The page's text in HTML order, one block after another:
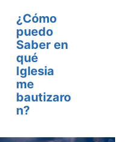
¿Cómo
puedo
Saber en
qué
Iglesia
me
bautizaro
n?